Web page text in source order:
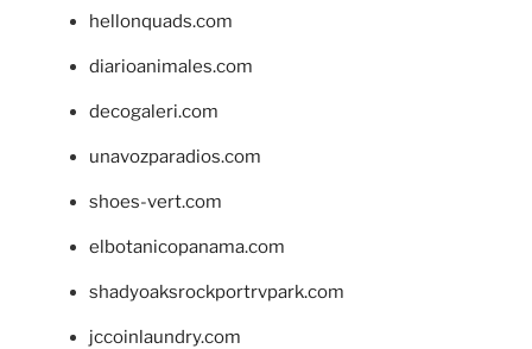
hellonquads.com
diarioanimales.com
decogaleri.com
unavozparadios.com
shoes-vert.com
elbotanicopanama.com
shadyoaksrockportrvpark.com
jccoinlaundry.com